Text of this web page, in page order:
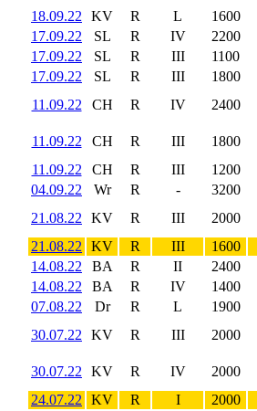
18.09.22
KV R L 1600
17.09.22
SL R IV 2200
17.09.22
SL R III 1100
17.09.22
SL R III 1800
11.09.22
CH R IV 2400
11.09.22 CH R III 1800
11.09.22
CH R III 1200
04.09.22
Wr R - 3200
21.08.22
KV R III 2000
21.08.22
KV R III 1600
14.08.22
BA R II 2400
14.08.22
BA R IV 1400
07.08.22
Dr R L 1900
30.07.22
KV R III 2000
30.07.22 KV R IV 2000
24.07.22
KV R I 2000